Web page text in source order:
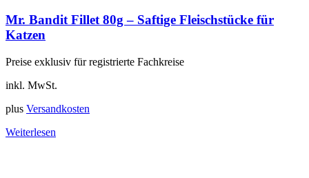
Mr. Bandit Fillet 80g – Saftige Fleischstücke für
Katzen
Preise exklusiv für registrierte Fachkreise
inkl. MwSt.
plus Versandkosten
Weiterlesen